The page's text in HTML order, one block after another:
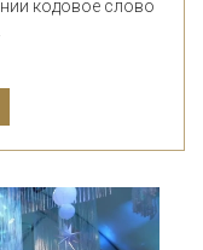
кодовое слово